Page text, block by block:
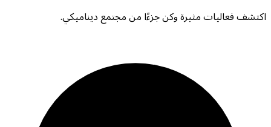
اكتشف فعاليات مثيرة وكن جزءًا من مجتمع ديناميكي.